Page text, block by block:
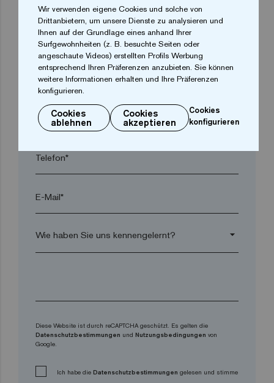
Ort*
Postleitzahl*
Telefon*
E-Mail*
arrow_drop_down
Diese Website ist durch reCAPTCHA geschützt. Es gelten die
Datenschutzbestimmungen und Nutzungsbedingungen von
Google.
Ich habe die Datenschutzbestimmungen gelesen und stimme
Wir verwenden eigene Cookies und solche von
Drittanbietern, um unsere Dienste zu analysieren und
Ihnen auf der Grundlage eines anhand Ihrer
Surfgewohnheiten (z. B. besuchte Seiten oder
angeschaute Videos) erstellten Profils Werbung
entsprechend Ihren Präferenzen anzubieten. Sie können
weitere Informationen erhalten und Ihre Präferenzen
konfigurieren.
Cookies
ablehnen
Cookies
akzeptieren
Cookies
konfigurieren